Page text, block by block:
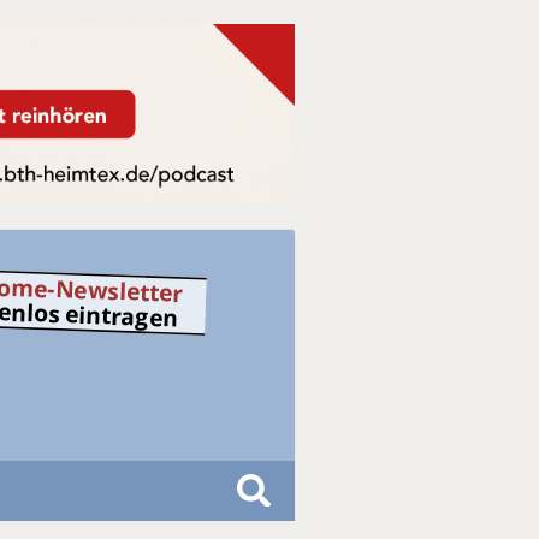
Newsletter
eintragen
S